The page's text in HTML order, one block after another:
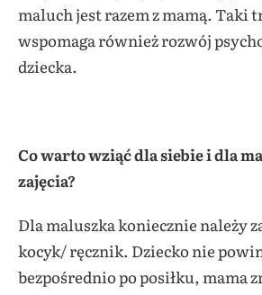
maluch jest razem z mamą. Taki
wspomaga również rozwój
dziecka.
Co warto wziąć dla siebie i dla
zajęcia?
Dla maluszka koniecznie należy
kocyk/ ręcznik. Dziecko nie
bezpośrednio po posiłku, mama